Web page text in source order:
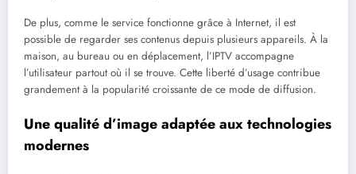
De plus, comme le service fonctionne grâce à Internet, il est
possible de regarder ses contenus depuis plusieurs appareils. À la
maison, au bureau ou en déplacement, l’IPTV accompagne
l’utilisateur partout où il se trouve. Cette liberté d’usage contribue
grandement à la popularité croissante de ce mode de diffusion.
Une qualité d’image adaptée aux technologies
modernes